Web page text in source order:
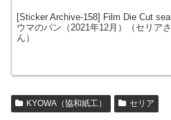
[Sticker Archive-158] Film Die Cut seal
ウマのパン（2021年12月）（セリアさ
ん）
KYOWA（協和紙工） セリア